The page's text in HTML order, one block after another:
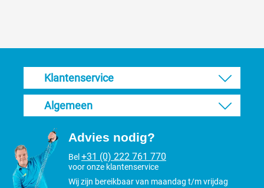
Klantenservice
Algemeen
Advies nodig?
Bel +31 (0) 222 761 770
voor onze klantenservice
Wij zijn bereikbaar van maandag t/m vrijdag